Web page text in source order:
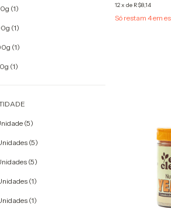
(1)
(1)
(1)
(1)
(5)
(5)
(5)
(1)
(1)
12xde R$8,14
Só restam4em